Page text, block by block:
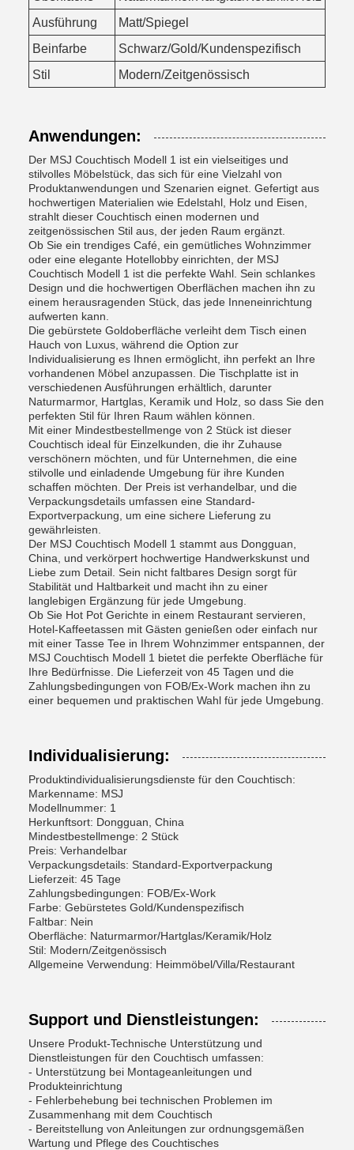
Ausführung
Matt/Spiegel
Beinfarbe
Schwarz/Gold/Kundenspezifisch
Stil
Modern/Zeitgenössisch
Anwendungen:
Der MSJ Couchtisch Modell 1 ist ein vielseitiges und
stilvolles Möbelstück, das sich für eine Vielzahl von
Produktanwendungen und Szenarien eignet. Gefertigt aus
hochwertigen Materialien wie Edelstahl, Holz und Eisen,
strahlt dieser Couchtisch einen modernen und
zeitgenössischen Stil aus, der jeden Raum ergänzt.
Ob Sie ein trendiges Café, ein gemütliches Wohnzimmer
oder eine elegante Hotellobby einrichten, der MSJ
Couchtisch Modell 1 ist die perfekte Wahl. Sein schlankes
Design und die hochwertigen Oberflächen machen ihn zu
einem herausragenden Stück, das jede Inneneinrichtung
aufwerten kann.
Die gebürstete Goldoberfläche verleiht dem Tisch einen
Hauch von Luxus, während die Option zur
Individualisierung es Ihnen ermöglicht, ihn perfekt an Ihre
vorhandenen Möbel anzupassen. Die Tischplatte ist in
verschiedenen Ausführungen erhältlich, darunter
Naturmarmor, Hartglas, Keramik und Holz, so dass Sie den
perfekten Stil für Ihren Raum wählen können.
Mit einer Mindestbestellmenge von 2 Stück ist dieser
Couchtisch ideal für Einzelkunden, die ihr Zuhause
verschönern möchten, und für Unternehmen, die eine
stilvolle und einladende Umgebung für ihre Kunden
schaffen möchten. Der Preis ist verhandelbar, und die
Verpackungsdetails umfassen eine Standard-
Exportverpackung, um eine sichere Lieferung zu
gewährleisten.
Der MSJ Couchtisch Modell 1 stammt aus Dongguan,
China, und verkörpert hochwertige Handwerkskunst und
Liebe zum Detail. Sein nicht faltbares Design sorgt für
Stabilität und Haltbarkeit und macht ihn zu einer
langlebigen Ergänzung für jede Umgebung.
Ob Sie Hot Pot Gerichte in einem Restaurant servieren,
Hotel-Kaffeetassen mit Gästen genießen oder einfach nur
mit einer Tasse Tee in Ihrem Wohnzimmer entspannen, der
MSJ Couchtisch Modell 1 bietet die perfekte Oberfläche für
Ihre Bedürfnisse. Die Lieferzeit von 45 Tagen und die
Zahlungsbedingungen von FOB/Ex-Work machen ihn zu
einer bequemen und praktischen Wahl für jede Umgebung.
Individualisierung:
Produktindividualisierungsdienste für den Couchtisch:
Markenname: MSJ
Modellnummer: 1
Herkunftsort: Dongguan, China
Mindestbestellmenge: 2 Stück
Preis: Verhandelbar
Verpackungsdetails: Standard-Exportverpackung
Lieferzeit: 45 Tage
Zahlungsbedingungen: FOB/Ex-Work
Farbe: Gebürstetes Gold/Kundenspezifisch
Faltbar: Nein
Oberfläche: Naturmarmor/Hartglas/Keramik/Holz
Stil: Modern/Zeitgenössisch
Allgemeine Verwendung: Heimmöbel/Villa/Restaurant
Support und Dienstleistungen:
Unsere Produkt-Technische Unterstützung und
Dienstleistungen für den Couchtisch umfassen:
- Unterstützung bei Montageanleitungen und
Produkteinrichtung
- Fehlerbehebung bei technischen Problemen im
Zusammenhang mit dem Couchtisch
- Bereitstellung von Anleitungen zur ordnungsgemäßen
Wartung und Pflege des Couchtisches